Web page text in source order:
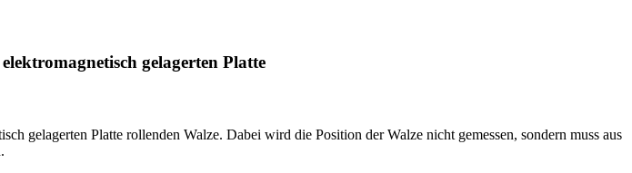
gelagerten Platte
gelagerten Platte rollenden Walze. Dabei wird die Position der Walze nicht gemessen, sondern muss aus